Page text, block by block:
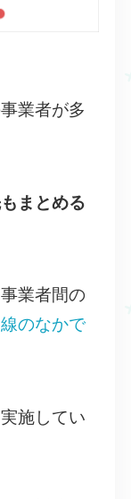
業者が多
まとめる
業者間の
のなかで
施してい